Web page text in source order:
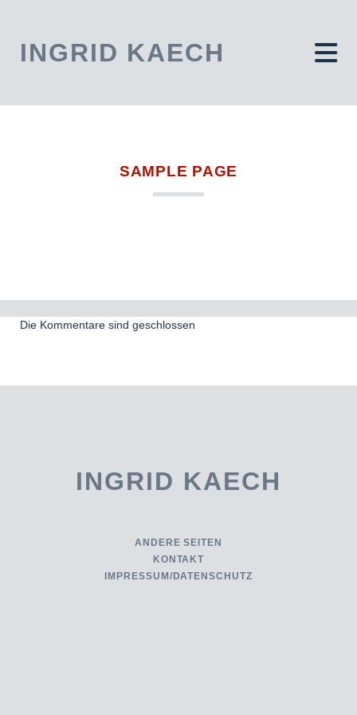
INGRID KAECH
SAMPLE PAGE
Die Kommentare sind geschlossen
INGRID KAECH
ANDERE SEITEN
KONTAKT
IMPRESSUM/DATENSCHUTZ